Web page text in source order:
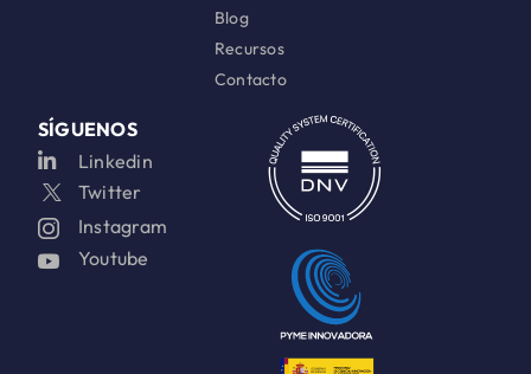
Blog
Recursos
Contacto
SÍGUENOS
Linkedin
Twitter
Instagram
Youtube